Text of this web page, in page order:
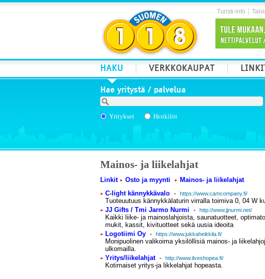
Turisti-info
HAKU VERKKOKAUPAT
Hae yritystä / palvelua
Yritykset Henkilöt
Mainos- ja liikelahjat
Linkit
Osto ja myynti
Mainos- ja liikelahjat
C-light kännykkävalo - https://www.camcompany.fi/
Tuoteuutuus kännykkälaturin virralla toimiva 0, 04 W
JJ Gifts / Tmi Jarmo Nurmi - http://www.jjnurmi.net/
Kaikki liike- ja mainoslahjoista, saunatuotteet,
mukit, kassit, kivituotteet sekä uusia ideoita
Logotiimi Oy - https://www.jukkaheikkila.fi/
Monipuolinen valikoima yksilöllisiä mainos- ja
ulkomailla.
Yritys/liikelahjat- http://www.ilveshopea.fi/
Kotimaiset yritys-ja likkelahjat hopeasta.